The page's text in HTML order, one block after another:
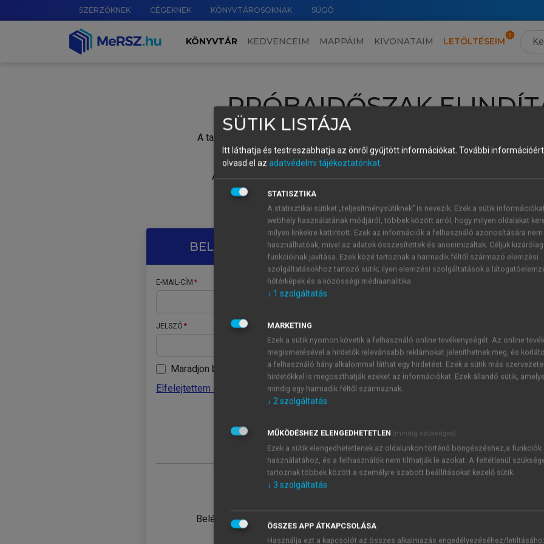
SZERZŐKNEK CÉGEKNEK KÖNYVTÁROSOKNAK SÚGÓ
KÖNYVTÁR KEDVENCEIM MAPPÁIM KIVONATAIM LETÖLTÉSEIM
PRÓBAIDŐSZAK
A tartalom megtekintéséhez lépj be a saját fiókoddal, iskolai azonosítóddal vagy
Új felhasználóként1 óra díjmentes hozzáférésrevagy
A próbaidőszak elindításához,
vagy hozz
A regisztráció után a
BELÉPÉS SAJÁT FIÓKKAL
E-MAIL-CÍM
JELSZÓ
Maradjon belépve
Elfelejtettem a jelszavamat
Belépés intézményi azonosítóval
ÚJ FIÓK
1 óra
JELSZÓ
Kérek értesítést a MeRSZ
Kérek értesítést az
SÜTIK LISTÁJA
Itt láthatja és testreszabhatja az önről gyűjtött információkat. További
olvasd el az adatvédelmi tájékoztatónkat.
STATISZTIKA
A statisztikai sütiket „teljesítménysütiknek” is nevezik. Ezek a sütik
webhely használatának módjáról, többek között arról, hogy milyen oldalakat
milyen linkekre kattintott. Ezek az információk a felhasználó azonosítására nem
használhatóak, mivel az adatok összesítettek és anonimizáltak. Céljuk
funkcióinak javítása. Ezek közé tartoznak a harmadik féltől származó elemzési
szolgáltatásokhoz tartozó sütik; ilyen elemzési szolgáltatások a
hőtérképek és a közösségi médiaanalitika.
↓ 1 szolgáltatás
MARKETING
Ezek a sütik nyomon követik a felhasználó online tevékenységét. Az online
megismerésével a hirdetők relevánsabb reklámokat jeleníthetnek meg, és
a felhasználó hány alkalommal láthat egy hirdetést. Ezek a sütik más
hirdetőkkel is megoszthatják ezeket az információkat. Ezek állandó sütik,
mindig egy harmadik féltől származnak.
↓ 2szolgáltatás
MŰKÖDÉSHEZ ELENGEDHETETLEN (mindig szükséges)
Ezek a sütik elengedhetetlenek az oldalunkon történő böngészéshez,a funkciók
használatához, és a felhasználók nem tilthatják le azokat. A feltétlenül
tartoznak többek között a személyre szabott beállításokat kezelő sütik.
↓ 3 szolgáltatás
ÖSSZES APP ÁTKAPCSOLÁSA
Használja ezt a kapcsolót az összes alkalmazás engedélyezéséhez/